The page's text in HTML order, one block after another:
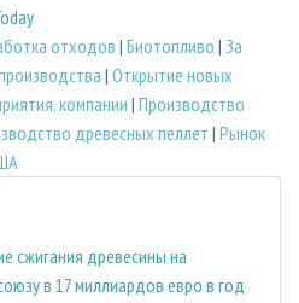
отходов| Биотопливо | За
| Открытие новых
компании| Производство
древесных пеллет| Рынок
сжигания древесины на
в 17 миллиардов евро в год